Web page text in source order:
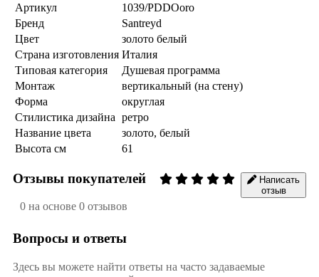
Артикул
1039/PDDOoro
Бренд
Santreyd
Цвет
золото белый
Страна изготовления Италия
Типовая категория
Душевая программа
Монтаж
вертикальный (на стену)
Форма
округлая
Стилистика дизайна ретро
Название цвета
золото, белый
Высота см
61
Отзывы покупателей
0 на основе 0 отзывов
Написать
отзыв
Вопросы и ответы
Здесь вы можете найти ответы на часто задаваемые